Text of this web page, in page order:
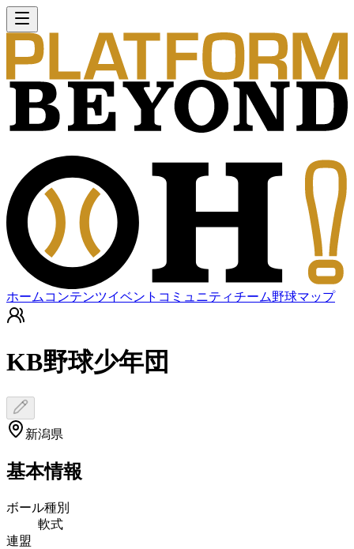
ホーム コンテンツイベント コミュニティチーム野球マップ
KB野球少年団
新潟県
基本情報
ボール種別
軟式
連盟